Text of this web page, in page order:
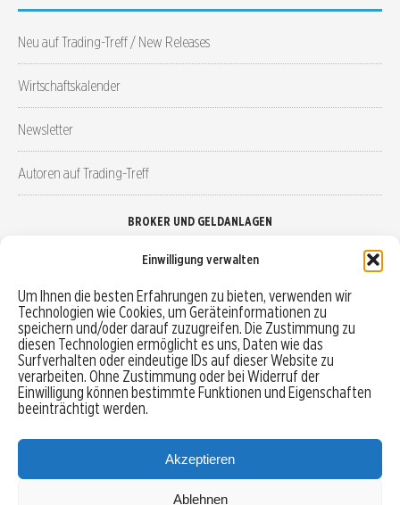
Einwilligung verwalten
Um Ihnen die besten Erfahrungen zu bieten, verwenden wir
Technologien wie Cookies, um Geräteinformationen zu
speichern und/oder darauf zuzugreifen. Die Zustimmung zu
diesen Technologien ermöglicht es uns, Daten wie das
Surfverhalten oder eindeutige IDs auf dieser Website zu
verarbeiten. Ohne Zustimmung oder bei Widerruf der
Einwilligung können bestimmte Funktionen und Eigenschaften
beeinträchtigt werden.
Akzeptieren
Ablehnen
Neu auf Trading-Treff / New Releases
Wirtschaftskalender
Newsletter
Autoren auf Trading-Treff
BROKER UND GELDANLAGEN
Robo-Advisor vergleichen
Depotvergleich
Festgeld vergleichen
Tagesgeld vergleichen